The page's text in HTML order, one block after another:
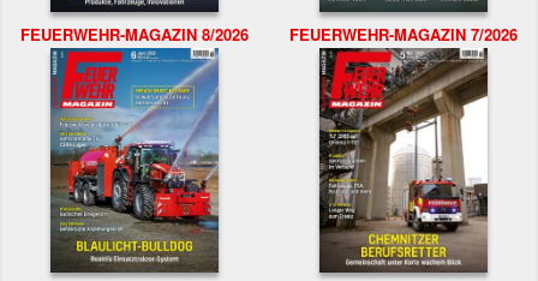
FEUERWEHR-MAGAZIN 8/2026 FEUERWEHR-MAGAZIN 7/2026